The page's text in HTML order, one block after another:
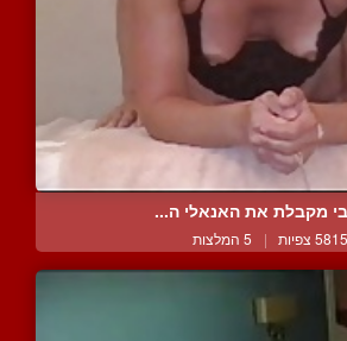
מקבלת את האנאלי ה...
5815 צפיות | 5 המלצות